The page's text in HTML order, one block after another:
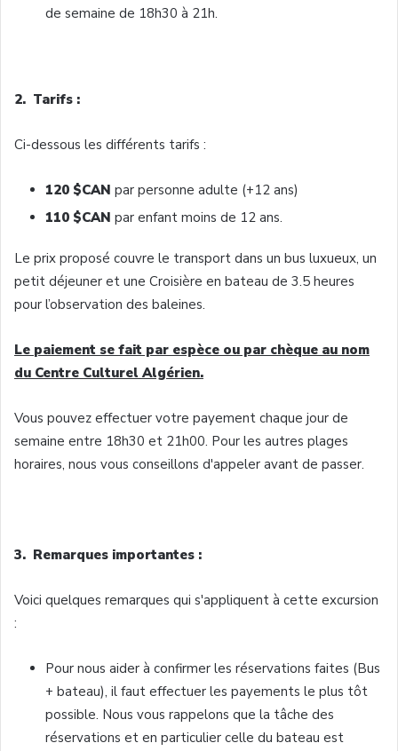
de semaine de 18h30 à 21h.
2. Tarifs :
Ci-dessous les différents tarifs :
120 $CAN par personne adulte (+12 ans)
110 $CAN par enfant moins de 12 ans.
Le prix proposé couvre le transport dans un bus luxueux, un
petit déjeuner et une Croisière en bateau de 3.5 heures
pour l’observation des baleines.
Le paiement se fait par espèce ou par chèque au nom
du Centre Culturel Algérien.
Vous pouvez effectuer votre payement chaque jour de
semaine entre 18h30 et 21h00. Pour les autres plages
horaires, nous vous conseillons d'appeler avant de passer.
3. Remarques importantes :
Voici quelques remarques qui s'appliquent à cette excursion
:
Pour nous aider à confirmer les réservations faites (Bus
+ bateau), il faut effectuer les payements le plus tôt
possible. Nous vous rappelons que la tâche des
réservations et en particulier celle du bateau est